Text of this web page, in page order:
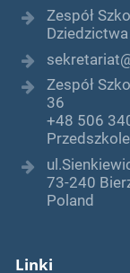
Zespół
Zespół
36
+48 506
73-240
Poland
Linki